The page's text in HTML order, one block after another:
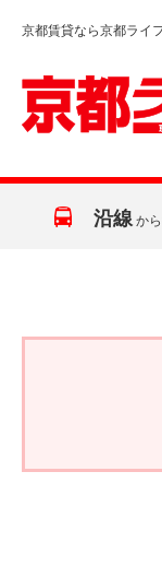
京都賃貸なら京都ライ
沿線 か